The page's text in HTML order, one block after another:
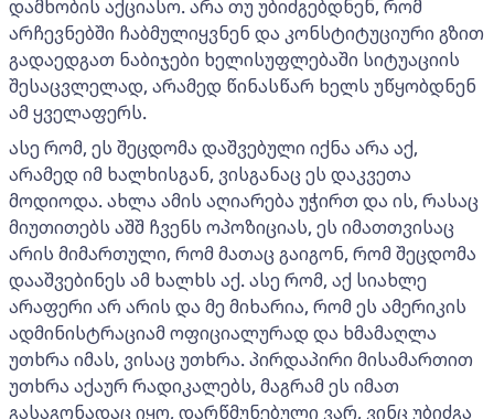
დამხობის აქციასო. არა თუ უბიძგებდნენ, რომ
არჩევნებში ჩაბმულიყვნენ და კონსტიტუციური გზით
გადაედგათ ნაბიჯები ხელისუფლებაში სიტუაციის
შესაცვლელად, არამედ წინასწარ ხელს უწყობდნენ
ამ ყველაფერს.
ასე რომ, ეს შეცდომა დაშვებული იქნა არა აქ,
არამედ იმ ხალხისგან, ვისგანაც ეს დაკვეთა
მოდიოდა. ახლა ამის აღიარება უჭირთ და ის, რასაც
მიუთითებს აშშ ჩვენს ოპოზიციას, ეს იმათთვისაც
არის მიმართული, რომ მათაც გაიგონ, რომ შეცდომა
დააშვებინეს ამ ხალხს აქ. ასე რომ, აქ სიახლე
არაფერი არ არის და მე მიხარია, რომ ეს ამერიკის
ადმინისტრაციამ ოფიციალურად და ხმამაღლა
უთხრა იმას, ვისაც უთხრა. პირდაპირი მისამართით
უთხრა აქაურ რადიკალებს, მაგრამ ეს იმათ
გასაგონადაც იყო, დარწმუნებული ვარ, ვინც უბიძგა